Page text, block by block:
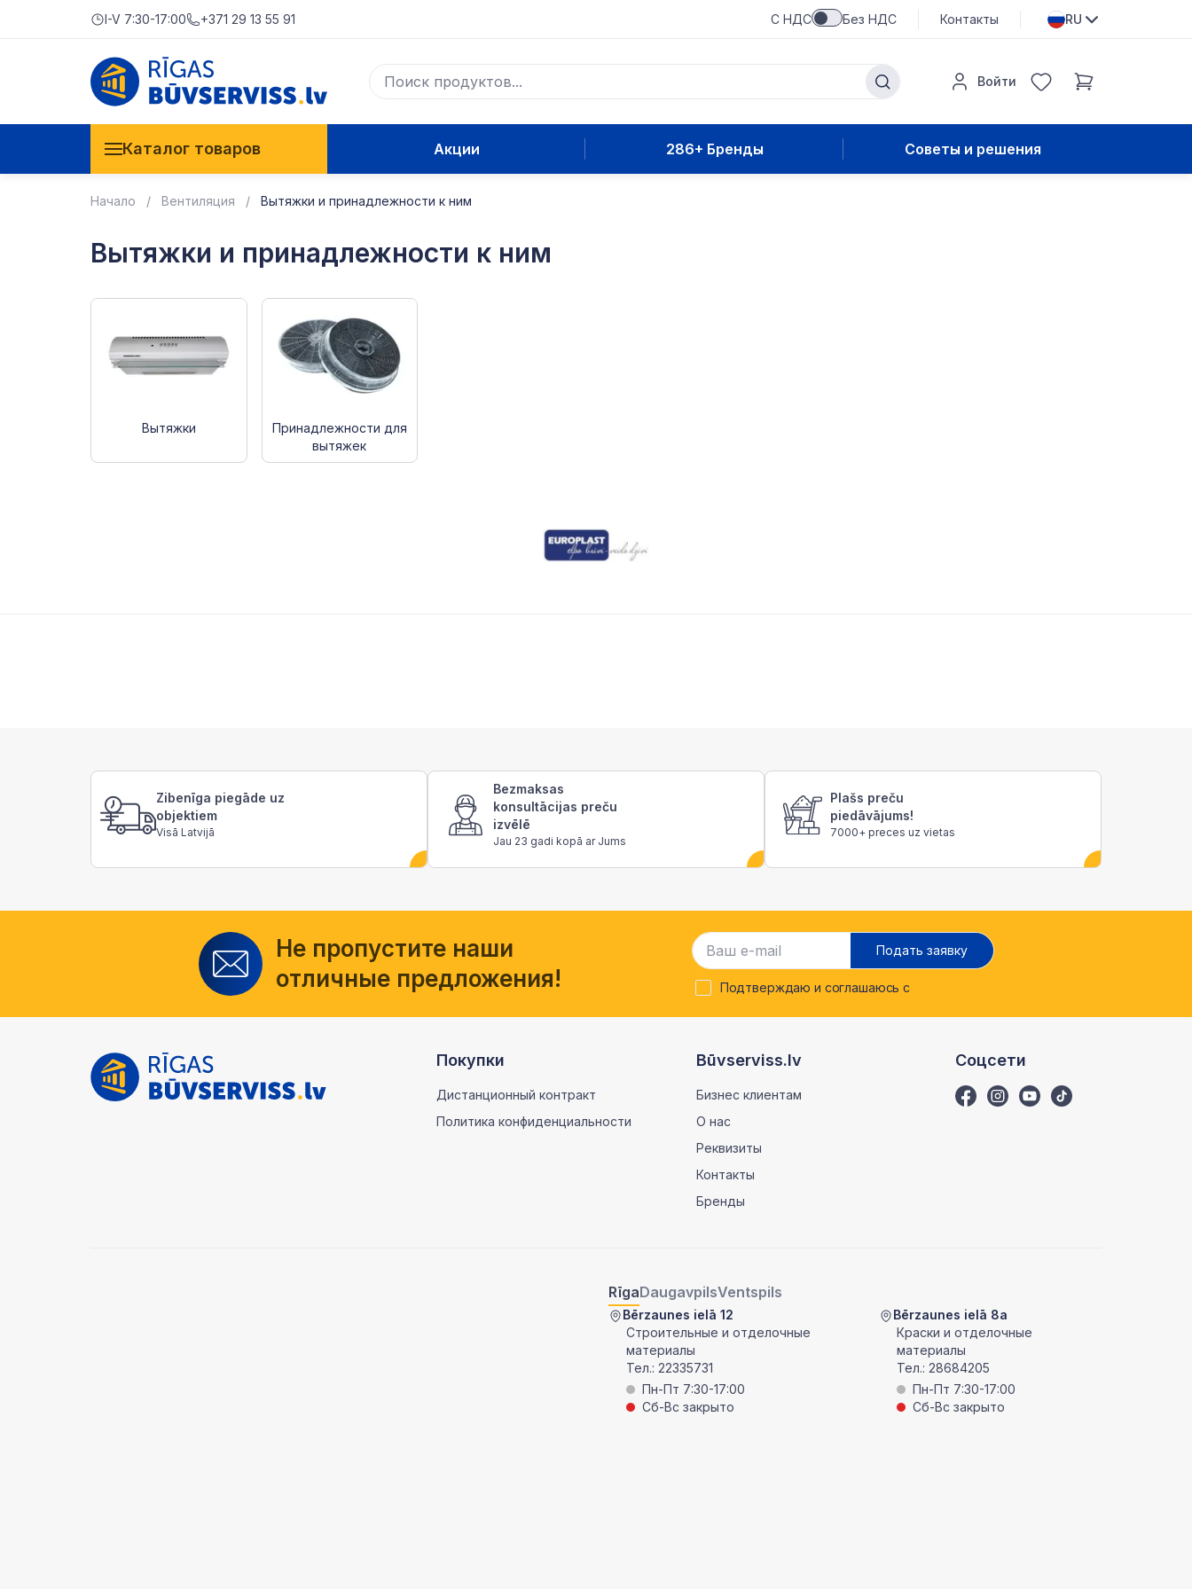
I-V 7:30-17:00 +371 29 13 55 91 С НДС Без НДС Контакты RU
Войти
Каталог товаров Акции 286+ Бренды Советы и решения
Начало Вентиляция Вытяжки и принадлежности к ним
Вытяжки и принадлежности к ним
Вытяжки
Принадлежности для
вытяжек
Zibenīga piegāde uz
objektiem
Visā Latvijā
Bezmaksas
konsultācijas preču
izvēlē
Jau 23 gadi kopā ar Jums
Plašs preču
piedāvājums!
7000+ preces uz vietas
Не пропустите наши
отличные предложения!
Подать заявку
Подтверждаю и соглашаюсь с
Покупки
Дистанционный контракт
Политика конфиденциальности
Būvserviss.lv
Бизнес клиентам
О нас
Реквизиты
Контакты
Бренды
Соцсети
RīgaDaugavpilsVentspils
Bērzaunes ielā 12
Строительные и отделочные
материалы
Тел.: 22335731
Пн-Пт 7:30-17:00
Сб-Вс закрыто
Bērzaunes ielā 8a
Краски и отделочные
материалы
Тел.: 28684205
Пн-Пт 7:30-17:00
Сб-Вс закрыто